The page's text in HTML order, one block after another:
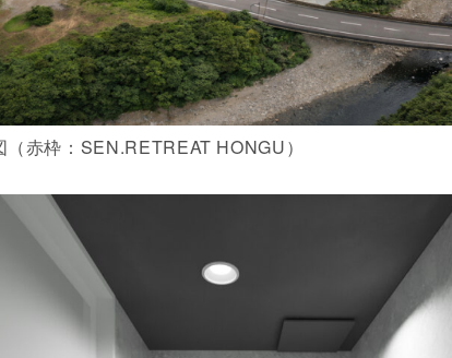
（赤枠：SEN.RETREAT HONGU）